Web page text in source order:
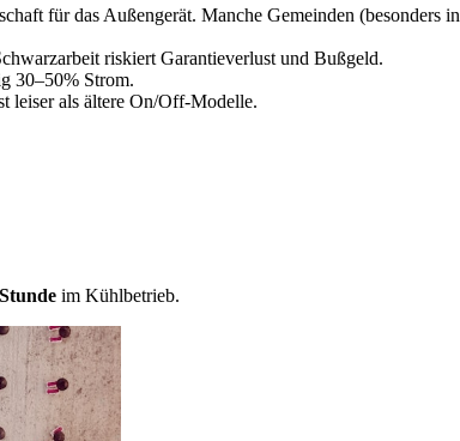
für das Außengerät. Manche Gemeinden (besonders in
riskiert Garantieverlust und Bußgeld.
30–50% Strom.
leiser als ältere On/Off-Modelle.
im Kühlbetrieb.